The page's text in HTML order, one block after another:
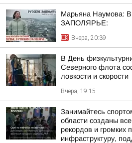
Марьяна
ЗАПОЛЯРЬЕ:
Вчера, 20:39
В День
Северного флота
ловкости и скорости
Вчера, 19:15
Занимайтесь
области созданы
рекордов и громких
инфраструктуру,